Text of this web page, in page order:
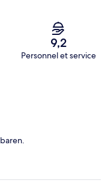
9,2
Personnel et service